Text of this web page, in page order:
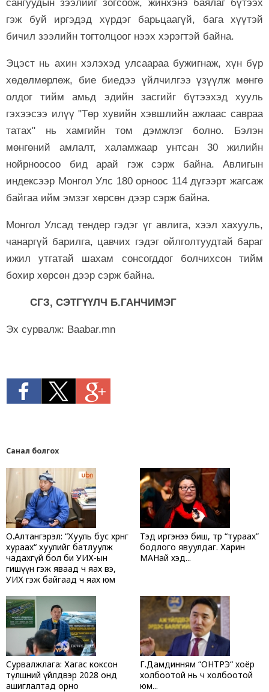
сангуудын зээлийг зогсоож, жинхэнэ баялаг бүтээх
гэж буй иргэдэд хүрдэг барьцаагүй, бага хүүтэй
бичил зээлийн тогтолцоог нээх хэрэгтэй байна.
Эцэст нь ахин хэлэхэд улсаараа бужигнаж, хүн бүр
хөдөлмөрлөж, бие биедээ үйлчилгээ үзүүлж мөнгө
олдог тийм амьд эдийн засгийг бүтээхэд хууль
гэхээсээ илүү "Төр хувийн хэвшлийн ажлаас савраа
татах" нь хамгийн том дэмжлэг болно. Бэлэн
мөнгөний амлалт, халамжаар унтсан 30 жилийн
нойрноосоо бид арай гэж сэрж байна. Авлигын
индексээр Монгол Улс 180 орноос 114 дүгээрт жагсаж
байгаа ийм эмзэг хөрсөн дээр сэрж байна.
Монгол Улсад тендер гэдэг үг авлига, хээл хахууль,
чанаргүй барилга, цавчих гэдэг ойлголтуудтай бараг
ижил утгатай шахам сонсогддог болчихсон тийм
бохир хөрсөн дээр сэрж байна.
СГЗ, СЭТГҮҮЛЧ Б.ГАНЧИМЭГ
Эх сурвалж: Baabar.mn
Санал болгох
О.Алтангэрэл: “Хууль бус хөрөнгө
хураах“ хуулийг батлуулж
чадахгүй бол би УИХ-ын
гишүүн гэж яваад ч яах вэ,
УИХ гэж байгаад ч яах юм
Тэд иргэнээ биш, төрөө “тураах”
бодлого явуулдаг. Харин
МАНай хэд...
Сурвалжлага: Хагас коксон
түлшний үйлдвэр 2028 онд
ашиглалтад орно
Г.Дамдинням “ОНТРЭ“ хоёр
холбоотой нь ч холбоотой
юм...